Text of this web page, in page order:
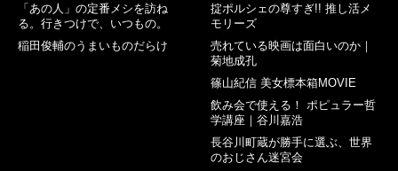
「あの人」の定番メシを訪ね
る。行きつけで、いつもの。
稲田俊輔のうまいものだらけ
掟ポルシェの尊すぎ!! 推し活メ
モリーズ
売れている映画は面白いのか｜
菊地成孔
篠山紀信 美女標本箱MOVIE
飲み会で使える！ ポピュラー哲
学講座｜谷川嘉浩
長谷川町蔵が勝手に選ぶ、世界
のおじさん迷宮会